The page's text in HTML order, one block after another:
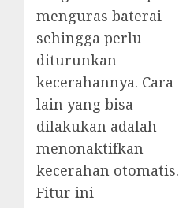
menguras baterai
sehingga perlu
diturunkan
kecerahannya. Cara
lain yang bisa
dilakukan adalah
menonaktifkan
kecerahan otomatis.
Fitur ini